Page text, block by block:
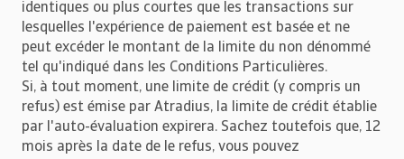
identiques ou plus courtes que les transactions sur
lesquelles l'expérience de paiement est basée et ne
peut excéder le montant de la limite du non dénommé
tel qu'indiqué dans les Conditions Particulières.
Si, à tout moment, une limite de crédit (y compris un
refus) est émise par Atradius, la limite de crédit établie
par l'auto-évaluation expirera. Sachez toutefois que, 12
mois après la date de le refus, vous pouvez